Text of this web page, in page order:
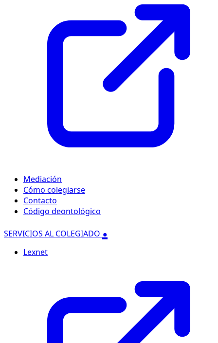
Mediación
Cómo colegiarse
Contacto
Código deontológico
SERVICIOS AL COLEGIADO .
Lexnet